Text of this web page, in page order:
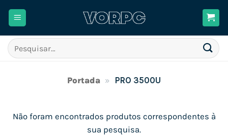
Pesquisar
por:
Portada » PRO 3500U
Não foram encontrados produtos correspondentes à
sua pesquisa.